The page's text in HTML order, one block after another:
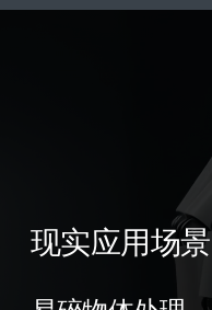
现实应用场景
现实应用场景
现实应用场景
盲料箱抓取
现实应用场景
多指协同抓取